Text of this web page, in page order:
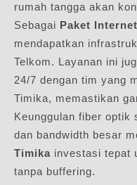
rumah tangga akan
Sebagai Paket
mendapatkan
Telkom. Layanan ini
24/7 dengan tim yang
Timika, memastikan
Keunggulan fiber optik
dan bandwidth besar
Timika investasi tepat
tanpa buffering.